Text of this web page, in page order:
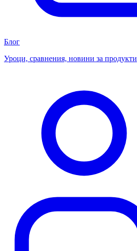
Блог
Уроци, сравнения, новини за продукти